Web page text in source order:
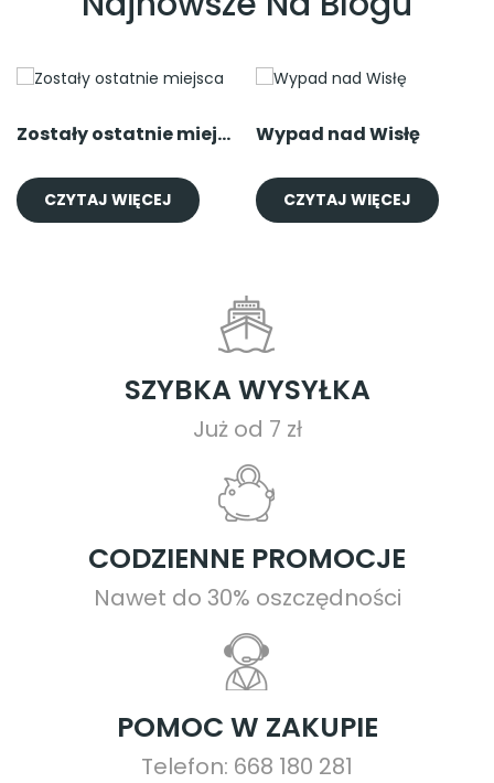
Zostały ostatnie miejsca
CZYTAJ WIĘCEJ
Wypad nad Wisłę
CZYTAJ WIĘCEJ
SZYBKA WYSYŁKA
Już od 7 zł
CODZIENNE PROMOCJE
Nawet do 30% oszczędności
POMOC W ZAKUPIE
Telefon: 668 180 281